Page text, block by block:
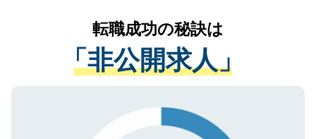
は、個人情報の取り扱いについての厳密な
管理基準を満たした事業者のみに付与され
る、プライバシーマークを取得済みです。
で、機密保持に関してもご安心ください。
かがいして、現在の医療機関の状況や紹介
経験をまじえながら、適切なアドバイスを
させていただきます。すぐにご転職をされ
ない方には、長期的なサポートが可能です
ので、まずはご登録ください。
転職成功の秘訣は
「非公開求人」